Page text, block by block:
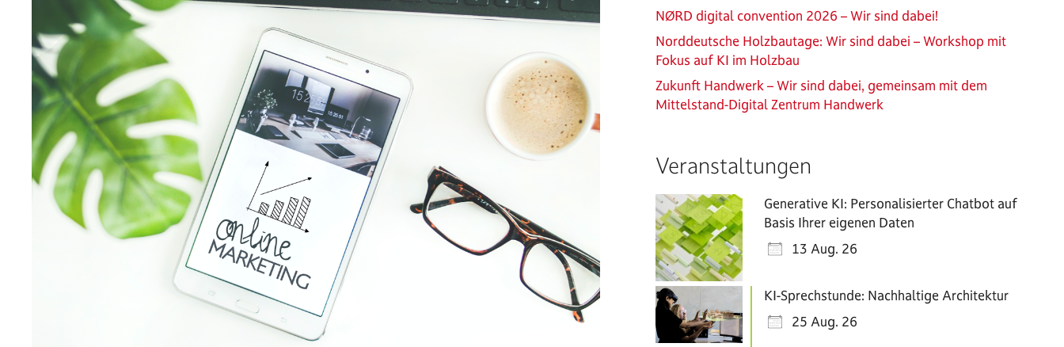
NØRD digital convention 2026 – Wir sind dabei!
Norddeutsche Holzbautage: Wir sind dabei – Workshop mit
Fokus auf KI im Holzbau
Zukunft Handwerk – Wir sind dabei, gemeinsam mit dem
Mittelstand-Digital Zentrum Handwerk
Veranstaltungen
Generative KI: Personalisierter Chatbot auf
Basis Ihrer eigenen Daten
13 Aug. 26
KI-Sprechstunde: Nachhaltige Architektur
25 Aug. 26